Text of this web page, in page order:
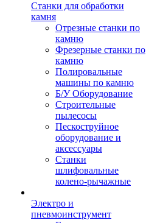
Станки для обработки
камня
Отрезные станки по
камню
Фрезерные станки по
камню
Полировальные
машины по камню
Б/У Оборудование
Строительные
пылесосы
Пескоструйное
оборудование и
аксессуары
Станки
шлифовальные
колено-рычажные
Электро и
пневмоинструмент